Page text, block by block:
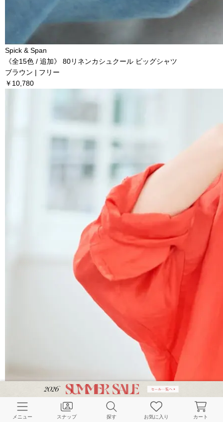
Spick & Span
《全15色 / 追加》 80リネンカシュクール ビッグシャツ
ブラウン | フリー
￥10,780
メニュー スナップ 探す お気に入り カート